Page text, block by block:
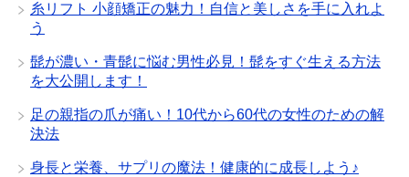
糸リフト 小顔矯正の魅力！自信と美しさを手に入れよ
う
髭が濃い・青髭に悩む男性必見！髭をすぐ生える方法
を大公開します！
足の親指の爪が痛い！10代から60代の女性のための解
決法
身長と栄養、サプリの魔法！健康的に成長しよう♪